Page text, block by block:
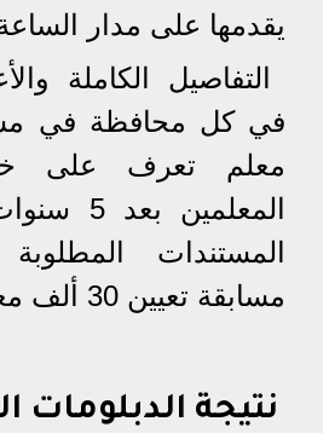
يقدمها على مدار
التفاصيل الكاملة
معلم تعرف على
المستندات
مسابقة تعيين 30 ألف معلم
نتيجة الدبلومات